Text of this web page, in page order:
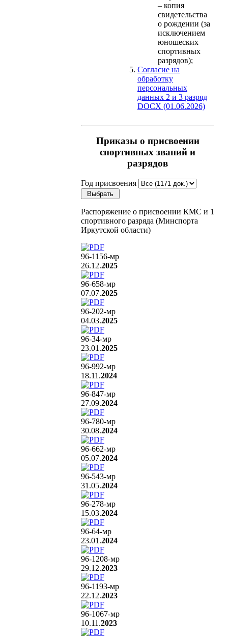
– копия
свидетельства
о рождении (за
исключением
юношеских
спортивных
разрядов);
Согласие на
обработку
персональных
данных 2 и 3 разряд
DOCX (01.06.2026)
Приказы о присвоении
спортивных званий и
разрядов
Год присвоения
Распоряжение о присвоении КМС и 1
спортивного разряда (Минспорта
Иркутской области)
96-1156-мр
26.12.2025
96-658-мр
07.07.2025
96-202-мр
04.03.2025
96-34-мр
23.01.2025
96-992-мр
18.11.2024
96-847-мр
27.09.2024
96-780-мр
30.08.2024
96-662-мр
05.07.2024
96-543-мр
31.05.2024
96-278-мр
15.03.2024
96-64-мр
23.01.2024
96-1208-мр
29.12.2023
96-1193-мр
22.12.2023
96-1067-мр
10.11.2023